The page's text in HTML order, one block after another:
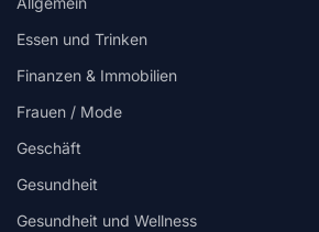
Essen und Trinken
Finanzen & Immobilien
Frauen / Mode
Geschäft
Gesundheit
Gesundheit und Wellness